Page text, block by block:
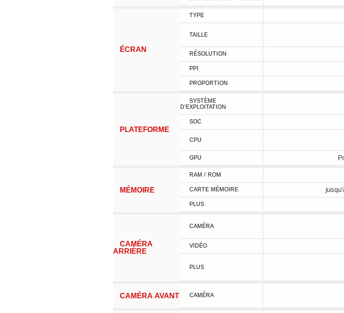
ÉCRAN
TYPE
TAILLE
RÉSOLUTION
PPI
PROPORTION
PLATEFORME
SYSTÈME
D'EXPLOITATION
SOC
CPU
GPU
MÉMOIRE
RAM / ROM
CARTE MÉMOIRE
PLUS
CAMÉRA
ARRIÈRE
CAMÉRA
VIDÉO
PLUS
CAMÉRA AVANT CAMÉRA